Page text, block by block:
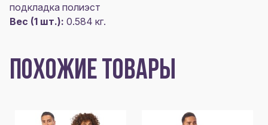
подкладка полиэст
Вес (1 шт.): 0.584 кг.
ПОХОЖИЕ ТОВАРЫ